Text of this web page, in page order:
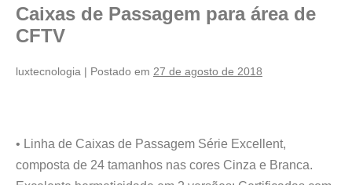
Caixas de Passagem para área de
CFTV
luxtecnologia | Postado em 27 de agosto de 2018
• Linha de Caixas de Passagem Série Excellent,
composta de 24 tamanhos nas cores Cinza e Branca.